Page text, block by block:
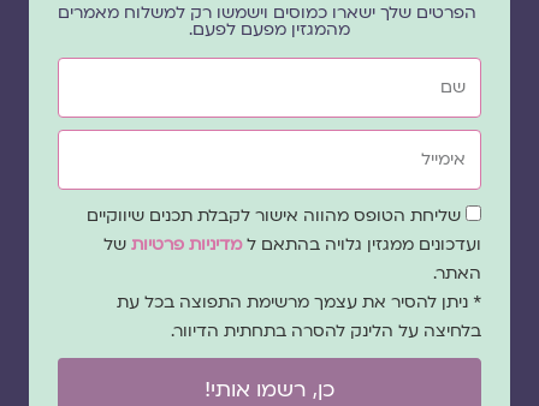
הפרטים שלך ישארו כמוסים וישמשו רק למשלוח מאמרים
מהמגזין מפעם לפעם.
שם
אימייל
שדה
הסכמה
שליחת הטופס מהווה אישור לקבלת תכנים שיווקיים
ועדכונים ממגזין גלויה בהתאם ל מדיניות פרטיותשל
האתר.
* ניתן להסיר את עצמך מרשימת התפוצה בכל עת
בלחיצה על הלינק להסרה בתחתית הדיוור.
כן, רשמו אותי!